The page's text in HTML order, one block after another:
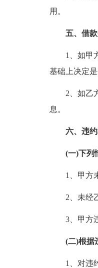
用。
五、借
1、如甲
基础上决定是
2、如乙
息。
六、违
(一)下列
1、甲方
2、未经
3、甲方
(二)根据
1、对违